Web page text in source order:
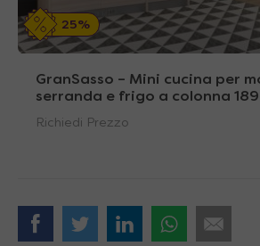
25%
GranSasso – Mini cucina per
serranda e frigo a colonna
Richiedi Prezzo